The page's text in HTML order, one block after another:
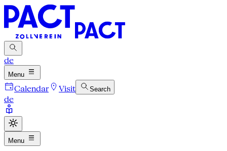
de
Menu
Calendar Visit Search
de
Menu